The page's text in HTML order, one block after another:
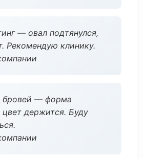
— овал подтянулся,
Рекомендую клинику.
бровей — форма
цвет держится. Буду